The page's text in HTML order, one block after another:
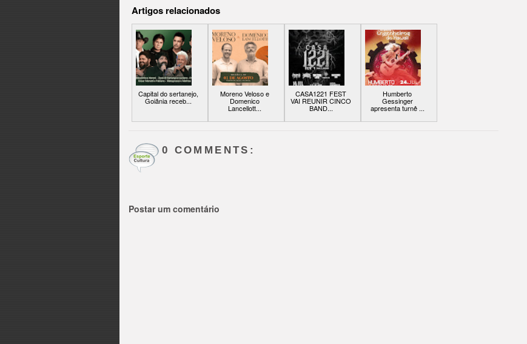
Artigos relacionados
Capital do sertanejo,
Goiânia receb...
Moreno Veloso e
Domenico
Lancellott...
CASA1221 FEST
VAI REUNIR CINCO
BAND...
Humberto
Gessinger
apresenta turnê ...
0 COMMENTS:
Postar um comentário